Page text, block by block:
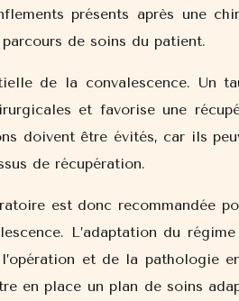
présents après une
de soins du patient.
de la convalescence. Un
et favorise une
doivent être évités, car ils
de récupération.
est donc recommandée
L’adaptation du
et de la pathologie
en place un plan de soins